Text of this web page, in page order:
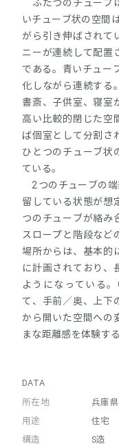
ふたつのチューブ
いチューブ状の空間
がら引き伸ばされて
ニーが連続して配置
である。青いチュー
化しながら連続する
書斎、子供室、寝室
高い比較的閉じた空
ば個室として分割さ
ひとつのチューブ状
ている。
2つのチューブの端
留している状態が想
つのチューブが絡み
スロープと階段など
場所からは、基本的
に計画されており、
ようになっている
て、手前／奥、上下
から開いた空間への
まな距離感を体験す
DATA
所在地
兵庫
用途
住宅
構造
S造